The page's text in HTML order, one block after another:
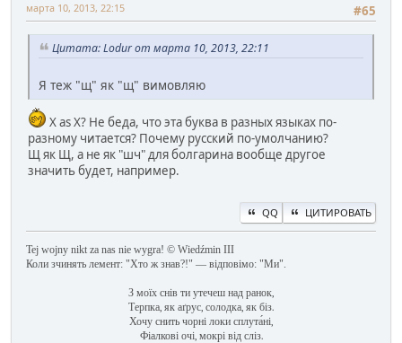
#65
марта 10, 2013, 22:15
Цитата: Lodur от марта 10, 2013, 22:11
Я теж "щ" як "щ" вимовляю
X as X? Не беда, что эта буква в разных языках по-
разному читается? Почему русский по-умолчанию?
Щ як Щ, а не як "шч" для болгарина вообще другое
значить будет, например.
QQ ЦИТИРОВАТЬ
Tej wojny nikt za nas nie wygra! © Wiedźmin III
Коли зчинять лемент: "Хто ж знав?!" — відповімо: "Ми".
З моїх снів ти утечеш над ранок,
Терпка, як аґрус, солодка, як біз.
Хочу снить чорні локи сплута́ні,
Фіалкові очі, мокрі від сліз.